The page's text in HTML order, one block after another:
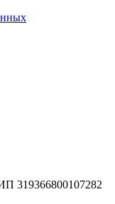
319366800107282